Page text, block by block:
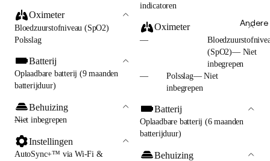
Oximeter
Bloedzuurstofniveau (SpO2)
Polsslag
Batterij
Oplaadbare batterij (9 maanden
batterijduur)
Behuizing
—
Niet inbegrepen
Instellingen
AutoSync+™ via Wi-Fi &
indicatoren
Oximeter
—
(SpO2)— Niet
inbegrepen
—
Polsslag— Niet
inbegrepen
Batterij
Oplaadbare batterij (6 maanden
batterijduur)
Behuizing